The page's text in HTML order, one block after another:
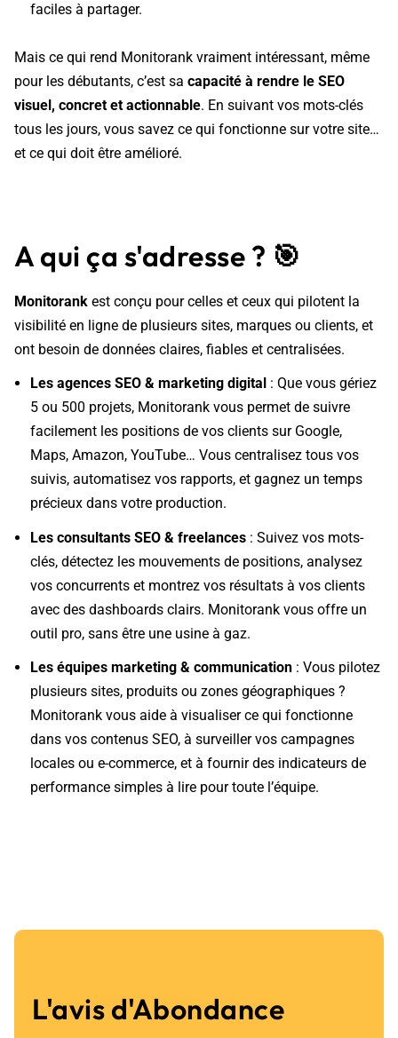
faciles à partager.
Mais ce qui rend Monitorank vraiment intéressant, même
pour les débutants, c’est sa capacité à rendre le SEO
visuel, concret et actionnable. En suivant vos mots-clés
tous les jours, vous savez ce qui fonctionne sur votre site…
et ce qui doit être amélioré.
A qui ça s'adresse ? 🎯
Monitorank est conçu pour celles et ceux qui pilotent la
visibilité en ligne de plusieurs sites, marques ou clients, et
ont besoin de données claires, fiables et centralisées.
Les agences SEO & marketing digital : Que vous gériez
5 ou 500 projets, Monitorank vous permet de suivre
facilement les positions de vos clients sur Google,
Maps, Amazon, YouTube… Vous centralisez tous vos
suivis, automatisez vos rapports, et gagnez un temps
précieux dans votre production.
Les consultants SEO & freelances : Suivez vos mots-
clés, détectez les mouvements de positions, analysez
vos concurrents et montrez vos résultats à vos clients
avec des dashboards clairs. Monitorank vous offre un
outil pro, sans être une usine à gaz.
Les équipes marketing & communication : Vous pilotez
plusieurs sites, produits ou zones géographiques ?
Monitorank vous aide à visualiser ce qui fonctionne
dans vos contenus SEO, à surveiller vos campagnes
locales ou e-commerce, et à fournir des indicateurs de
performance simples à lire pour toute l’équipe.
L'avis d'Abondance